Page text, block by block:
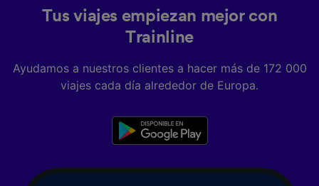
Tus viajes empiezan mejor con
Trainline
Ayudamos a nuestros clientes a hacer más de 172 000
viajes cada día alrededor de Europa.